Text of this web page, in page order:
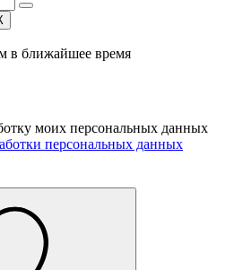
в ближайшее время
моих персональных данных
персональных данных